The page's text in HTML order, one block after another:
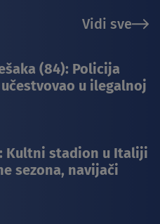
Vidi sve
(84): Policija
u ilegalnoj
Kultni stadion u Italiji
sezona, navijači